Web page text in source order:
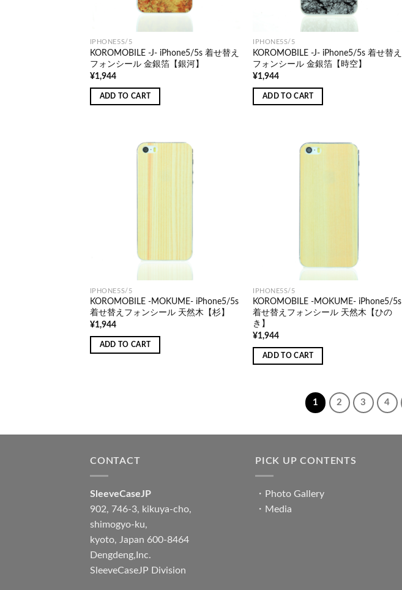
IPHONE5S/5
KOROMOBILE -J- iPhone5/5s 着せ替え
フォンシール 金銀箔【銀河】
¥1,944
ADD TO CART
IPHONE5S/5
KOROMOBILE -J- iPhone5/5s 着せ替え
フォンシール 金銀箔【時空】
¥1,944
ADD TO CART
IPHONE5S/5
KOROMOBILE -MOKUME- iPhone5/5s
着せ替えフォンシール 天然木【杉】
¥1,944
ADD TO CART
IPHONE5S/5
KOROMOBILE -MOKUME- iPhone5/5s
着せ替えフォンシール 天然木【ひの
き】
¥1,944
ADD TO CART
1 2 3 4
CONTACT
SleeveCaseJP
902, 746-3, kikuya-cho,
shimogyo-ku,
kyoto, Japan 600-8464
Dengdeng,Inc.
SleeveCaseJP Division
PICK UP CONTENTS
・ Photo Gallery
・ Media